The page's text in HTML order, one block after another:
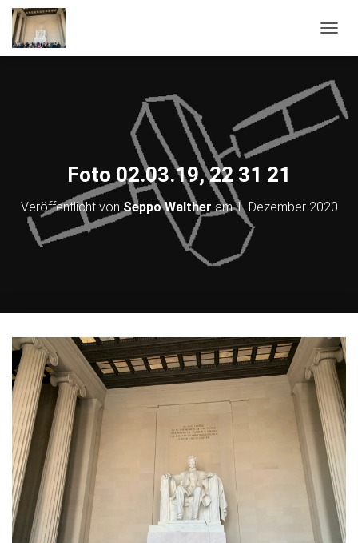
Foto 02.03.19, 22 31 21
Veröffentlicht von Seppo Walther am1. Dezember 2020